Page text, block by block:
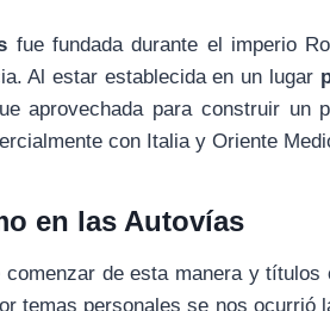
fue fundada durante el imperio
Al estar establecida en un lugar
aprovechada para construir un
con Italia y Oriente
en las Autovías
comenzar de esta manera y
temas personales se nos ocurrió